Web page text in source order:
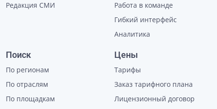
Редакция СМИ
Работа в команде
Гибкий интерфейс
Аналитика
Поиск
По регионам
По отраслям
По площадкам
Цены
Тарифы
Заказ тарифного плана
Лицензионный договор